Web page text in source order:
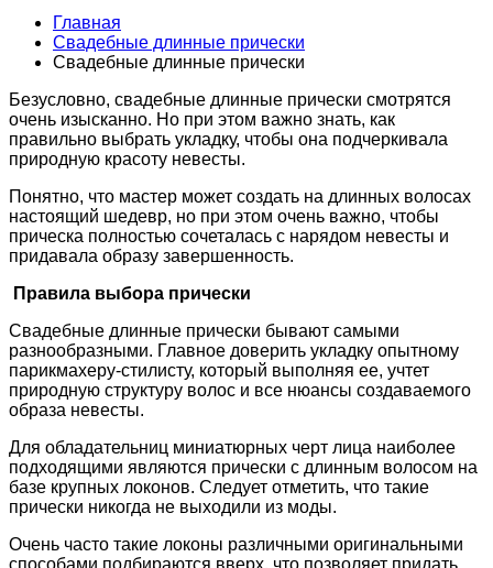
Главная
Cвадебные длинные прически
Cвадебные длинные прически
Безусловно, свадебные длинные прически смотрятся
очень изысканно. Но при этом важно знать, как
правильно выбрать укладку, чтобы она подчеркивала
природную красоту невесты.
Понятно, что мастер может создать на длинных волосах
настоящий шедевр, но при этом очень важно, чтобы
прическа полностью сочеталась с нарядом невесты и
придавала образу завершенность.
Правила выбора прически
Свадебные длинные прически бывают самыми
разнообразными. Главное доверить укладку опытному
парикмахеру-стилисту, который выполняя ее, учтет
природную структуру волос и все нюансы создаваемого
образа невесты.
Для обладательниц миниатюрных черт лица наиболее
подходящими являются прически с длинным волосом на
базе крупных локонов. Следует отметить, что такие
прически никогда не выходили из моды.
Очень часто такие локоны различными оригинальными
способами подбираются вверх, что позволяет придать